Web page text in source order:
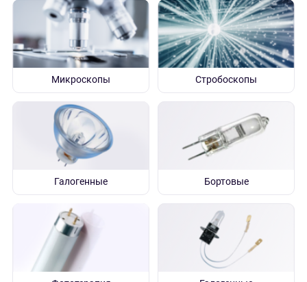
Микроскопы Стробоскопы
Галогенные Бортовые